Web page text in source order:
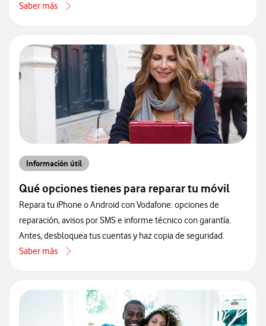
Saber más
acerca de Cómo restringir tu línea en caso de robo o pérdida
Información útil
Qué opciones tienes para reparar tu móvil
Repara tu iPhone o Android con Vodafone: opciones de
reparación, avisos por SMS e informe técnico con garantía.
Antes, desbloquea tus cuentas y haz copia de seguridad.
Saber más
acerca de Qué opciones tienes para reparar tu móvil